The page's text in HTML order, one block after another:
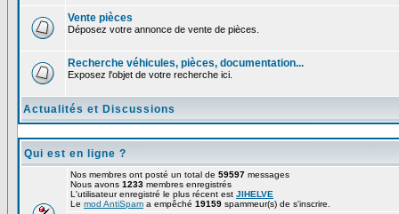
Vente pièces
Déposez votre annonce de vente de pièces.
Recherche véhicules, pièces, documentation...
Exposez l'objet de votre recherche ici.
Actualités et Discussions
Qui est en ligne ?
Nos membres ont posté un total de 59597 messages
Nous avons 1233 membres enregistrés
L'utilisateur enregistré le plus récent est JIHELVE
Le mod AntiSpam a empêché 19159 spammeur(s) de s'inscrire.